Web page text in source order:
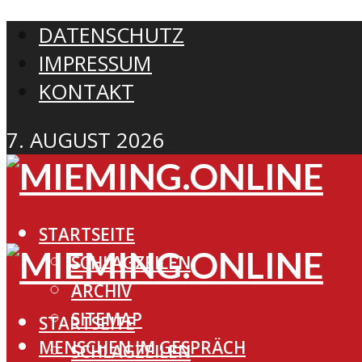
DATENSCHUTZ
IMPRESSUM
KONTAKT
7. AUGUST 2026
STARTSEITE
SCHLAGZEILEN
ARCHIV
SITEMAP
MENSCHEN IM GESPRÄCH
STARTSEITE
SCHLAGZEILEN